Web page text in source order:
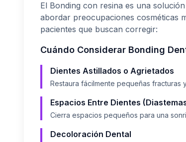
El Bonding con resina es una
abordar preocupaciones cosméticas
pacientes que buscan corregir:
Cuándo Considerar Bonding
Dientes Astillados o Agrietados
Restaura fácilmente pequeñas fracturas
Espacios Entre Dientes
Cierra espacios pequeños para una
Decoloración Dental